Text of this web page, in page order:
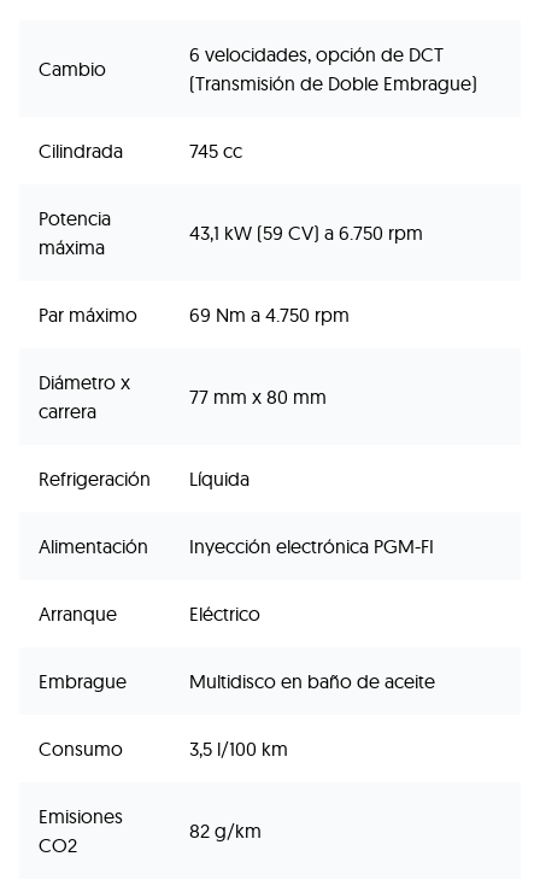
Cambio
6 velocidades, opción de DCT
(Transmisión de Doble Embrague)
Cilindrada 745 cc
Potencia
máxima
43,1 kW (59 CV) a 6.750 rpm
Par máximo 69 Nm a 4.750 rpm
Diámetro x
carrera
77 mm x 80 mm
Refrigeración Líquida
Alimentación Inyección electrónica PGM-FI
Arranque Eléctrico
Embrague Multidisco en baño de aceite
Consumo 3,5 l/100 km
Emisiones
CO2
82 g/km